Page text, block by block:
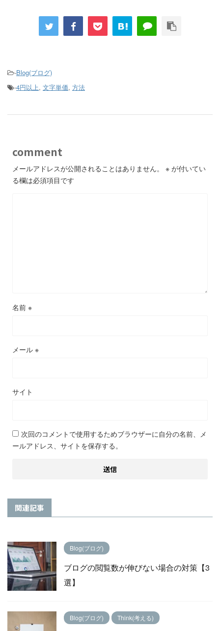
-Blog(ブログ)
-4円以上, 文字単価, 方法
comment
メールアドレスが公開されることはありません。 ※ が付いてい
る欄は必須項目です
名前 ※
メール ※
サイト
次回のコメントで使用するためブラウザーに自分の名前、メ
ールアドレス、サイトを保存する。
関連記事
Blog(ブログ)
ブログの閲覧数が伸びない場合の対策【3
選】
Blog(ブログ) Think(考える)